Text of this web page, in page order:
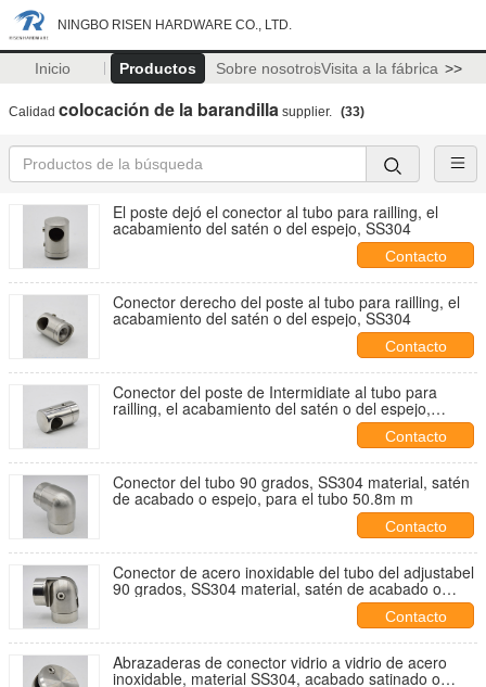
NINGBO RISEN HARDWARE CO., LTD.
Inicio Productos Sobre nosotrosVisita a la fábrica >>
Calidad colocación de la barandilla supplier. (33)
El poste dejó el conector al tubo para railling, el
acabamiento del satén o del espejo, SS304
Contacto
Conector derecho del poste al tubo para railling, el
acabamiento del satén o del espejo, SS304
Contacto
Conector del poste de Intermidiate al tubo para
railling, el acabamiento del satén o del espejo,
Contacto
Conector del tubo 90 grados, SS304 material, satén
de acabado o espejo, para el tubo 50.8m m
Contacto
Conector de acero inoxidable del tubo del adjustabel
90 grados, SS304 material, satén de acabado o
Contacto
Abrazaderas de conector vidrio a vidrio de acero
inoxidable, material SS304, acabado satinado o